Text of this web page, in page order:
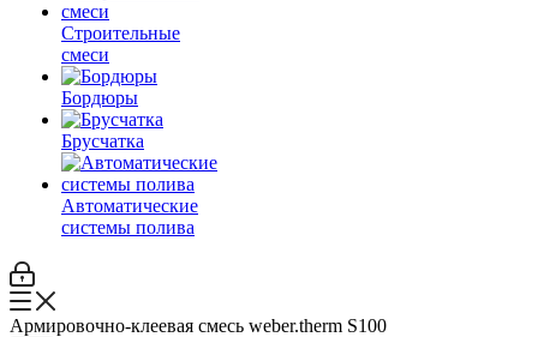
Строительные
смеси
Бордюры
Брусчатка
Автоматические
системы полива
Армировочно-клеевая смесь weber.therm S100